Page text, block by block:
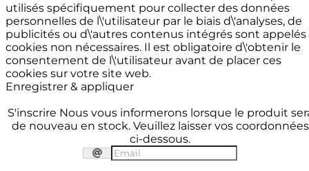
utilisés spécifiquement pour collecter des données
personnelles de l\'utilisateur par le biais d\'analyses, de
publicités ou d\'autres contenus intégrés sont appelés
cookies non nécessaires. Il est obligatoire d\'obtenir le
consentement de l\'utilisateur avant de placer ces
cookies sur votre site web.
Enregistrer & appliquer
S'inscrire Nous vous informerons lorsque le produit
de nouveau en stock. Veuillez laisser vos coordonnées
ci-dessous.